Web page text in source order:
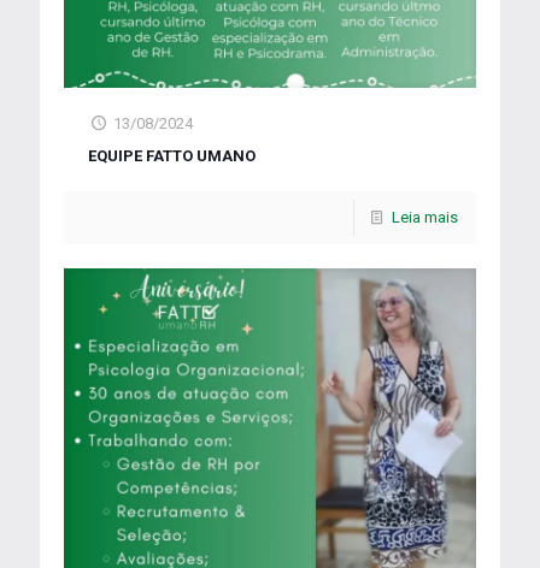
13/08/2024
EQUIPE FATTO UMANO
Leia mais